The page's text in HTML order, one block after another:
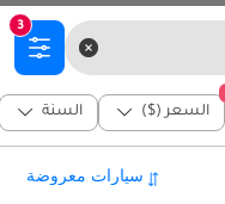
3
السعر ($) السنة